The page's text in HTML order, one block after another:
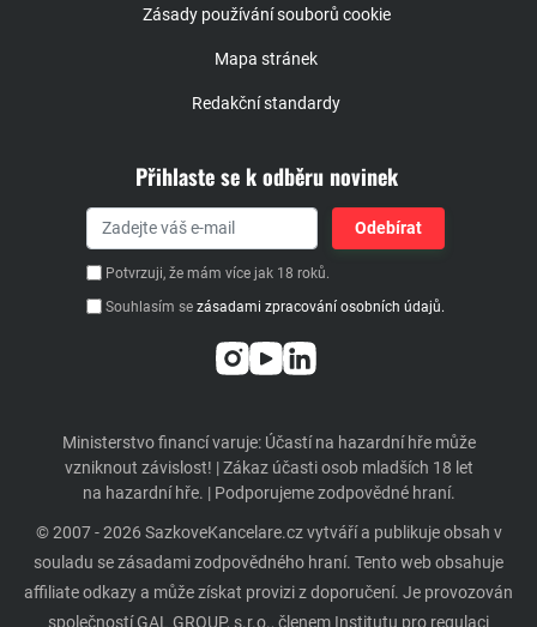
Zásady používání souborů cookie
Mapa stránek
Redakční standardy
Přihlaste se k odběru novinek
Potvrzuji, že mám více jak 18 roků.
Souhlasím se zásadami zpracování osobních údajů.
Ministerstvo financí varuje: Účastí na hazardní hře může
vzniknout závislost! | Zákaz účasti osob mladších 18 let
na hazardní hře. | Podporujeme zodpovědné hraní.
© 2007 - 2026 SazkoveKancelare.cz vytváří a publikuje obsah v
souladu se zásadami zodpovědného hraní. Tento web obsahuje
affiliate odkazy a může získat provizi z doporučení. Je provozován
společností GAL GROUP, s.r.o., členem Institutu pro regulaci